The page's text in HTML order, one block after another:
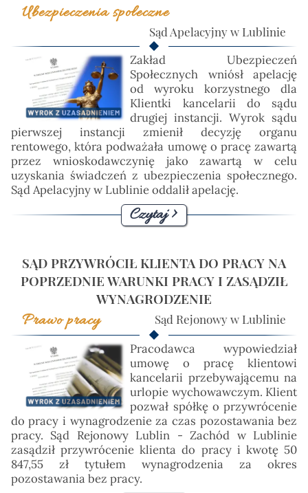
szczególnych
kwestionowanie wysokości podstawy wymiaru
składek
zasiłki
renta
KRUS
Ubezpieczenia społeczne
Sąd Apelacyjny w Lublinie
Zakład Ubezpieczeń
Społecznych wniósł apelację
od wyroku korzystnego dla
Klientki kancelarii do sądu
drugiej instancji. Wyrok sądu
pierwszej instancji zmienił decyzję organu
rentowego, która podważała umowę o pracę zawartą
przez wnioskodawczynię jako zawartą w celu
uzyskania świadczeń z ubezpieczenia społecznego.
Sąd Apelacyjny w Lublinie oddalił apelację.
Czytaj >
SĄD PRZYWRÓCIŁ KLIENTA DO PRACY NA
POPRZEDNIE WARUNKI PRACY I ZASĄDZIŁ
WYNAGRODZENIE
Prawo pracy Sąd Rejonowy w Lublinie
Pracodawca wypowiedział
umowę o pracę klientowi
kancelarii przebywającemu na
urlopie wychowawczym. Klient
pozwał spółkę o przywrócenie
do pracy i wynagrodzenie za czas pozostawania bez
pracy. Sąd Rejonowy Lublin - Zachód w Lublinie
zasądził przywrócenie klienta do pracy i kwotę 50
847,55 zł tytułem wynagrodzenia za okres
pozostawania bez pracy.